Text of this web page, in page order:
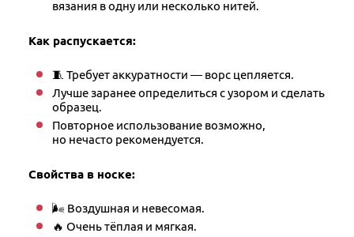
вязания в одну или несколько нитей.
Как распускается:
🧵 Требует аккуратности — ворс цепляется.
Лучше заранее определиться с узором и сделать
образец.
Повторное использование возможно,
но нечасто рекомендуется.
Свойства в носке:
🌬 Воздушная и невесомая.
🔥 Очень тёплая и мягкая.